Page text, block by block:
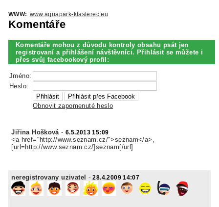
WWW: www.aquapark-klasterec.eu
Komentáře
Komentáře mohou z důvodu kontroly obsahu psát jen
registrovaní a přihlášení návštěvníci. Přihlásit se můžete i
přes svůj facebookový profil:
Jméno:
Heslo:
Obnovit zapomenuté heslo
Jiřina Hošková -6.5.2013 15:09
<a href="http://www.seznam.cz/">seznam</a>,
[url=http://www.seznam.cz/]seznam[/url]
neregistrovany uzivatel -28.4.2009 14:07